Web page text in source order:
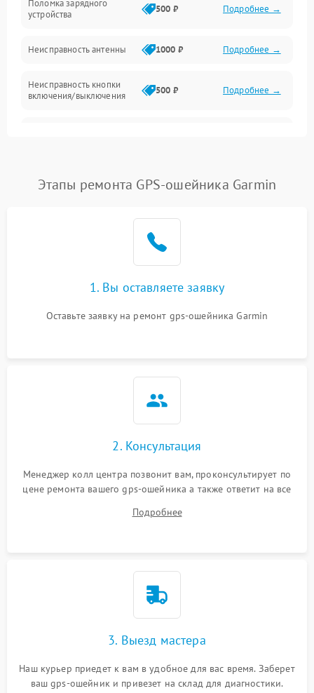
Поломка зарядного
устройства
500 ₽ Подробнее →
Неисправность антенны 1000 ₽ Подробнее →
Неисправность кнопки
включения/выключения
500 ₽ Подробнее →
Повреждение внутренних
проводов
500 ₽ Подробнее →
автоматического
1000 ₽
Неисправность системы
1000 ₽ Подробнее →
Этапы ремонта GPS-ошейника Garmin
1. Вы оставляете заявку
Оставьте заявку на ремонт gps-ошейника Garmin
2. Консультация
Менеджер колл центра позвонит вам, проконсультирует по
цене ремонта вашего gps-ошейника а также ответит на все
Подробнее
3. Выезд мастера
Наш курьер приедет к вам в удобное для вас время. Заберет
ваш gps-ошейник и привезет на склад для диагностики.